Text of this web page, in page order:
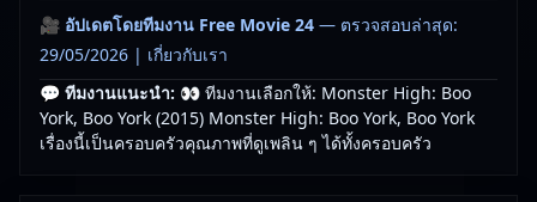
🎥 อัปเดตโดยทีมงาน Free Movie 24 — ตรวจสอบล่าสุด:
29/05/2026 | เกี่ยวกับเรา
💬 ทีมงานแนะนำ: 👀 ทีมงานเลือกให้: Monster High: Boo
York, Boo York (2015) Monster High: Boo York, Boo York
เรื่องนี้เป็นครอบครัวคุณภาพที่ดูเพลิน ๆ ได้ทั้งครอบครัว